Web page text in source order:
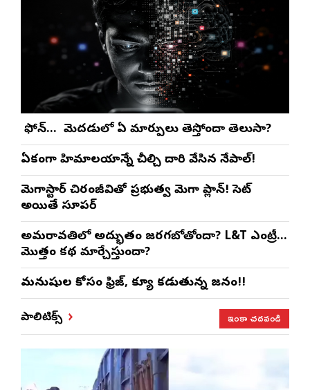
మీ ఫోన్… మీ మెదడులో ఏ మార్పులు తెస్తోందా తెలుసా?
ఏకంగా హిమాలయాన్నే చీల్చి దారి వేసిన నేపాల్!
మెగాస్టార్ చిరంజీవితో ప్రభుత్వ మెగా ప్లాన్! సెట్
అయితే సూపర్
అమరావతిలో అద్భుతం జరగబోతోందా? L&T ఎంట్రీ…
మొత్తం కథ మార్చేస్తుందా?
మనుషుల కోసం ఫ్రిజ్, క్యూ కడుతున్న జనం!!
పాలిటిక్స్ ఇంకా చదవండి